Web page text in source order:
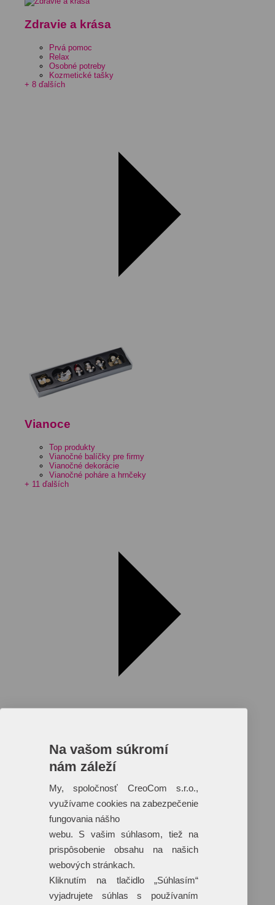
Zdravie a krása
Prvá pomoc
Relax
Osobné potreby
Kozmetické tašky
+ 8 ďalších
Vianoce
Top produkty
Vianočné balíčky pre firmy
Vianočné dekorácie
Vianočné poháre a hrnčeky
+ 11 ďalších
Reklamné predmety s plnofarebnou
potlačou
Dáždniky
Tašky
Hračky
Klobúky
Na vašom súkromí
nám záleží
My, spoločnosť CreoCom s.r.o.,
využívame cookies na zabezpečenie
fungovania nášho
webu. S vašim súhlasom, tiež na
prispôsobenie obsahu na našich
webových stránkach.
Kliknutím na tlačidlo „Súhlasím“
vyjadrujete súhlas s používaním